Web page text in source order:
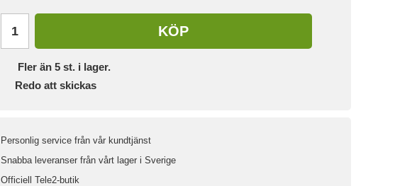
KÖP
Fler än 5 st. i lager.
Redo att skickas
Personlig service från vår kundtjänst
Snabba leveranser från vårt lager i Sverige
Officiell Tele2-butik